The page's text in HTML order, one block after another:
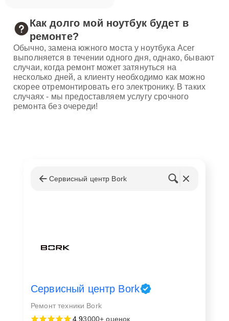
Как долго мой ноутбук будет в
ремонте?
Обычно, замена южного моста у ноутбука Acer
выполняется в течении одного дня, однако, бывают
случаи, когда ремонт может затянуться на
несколько дней, а клиенту необходимо как можно
скорее отремонтировать его электронику. В таких
случаях - мы предоставляем услугу срочного
ремонта без очереди!
Сервисный центр Bork
Сервисный центр Bork
Ремонт техники Bork
4,93000+ оценок